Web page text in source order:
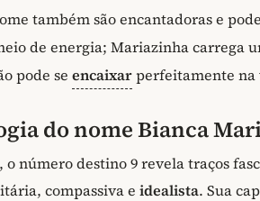
também são encantadoras e
de energia; Mariazinha carrega
pode se encaixarperfeitamente na
do nome Bianca
número destino 9 revela traços
compassiva e idealista. Sua